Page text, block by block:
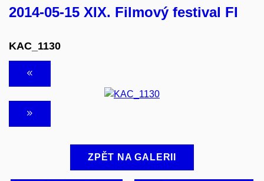
2014-05-15 XIX. Filmový festival FI
KAC_1130
ZPĚT NA GALERII